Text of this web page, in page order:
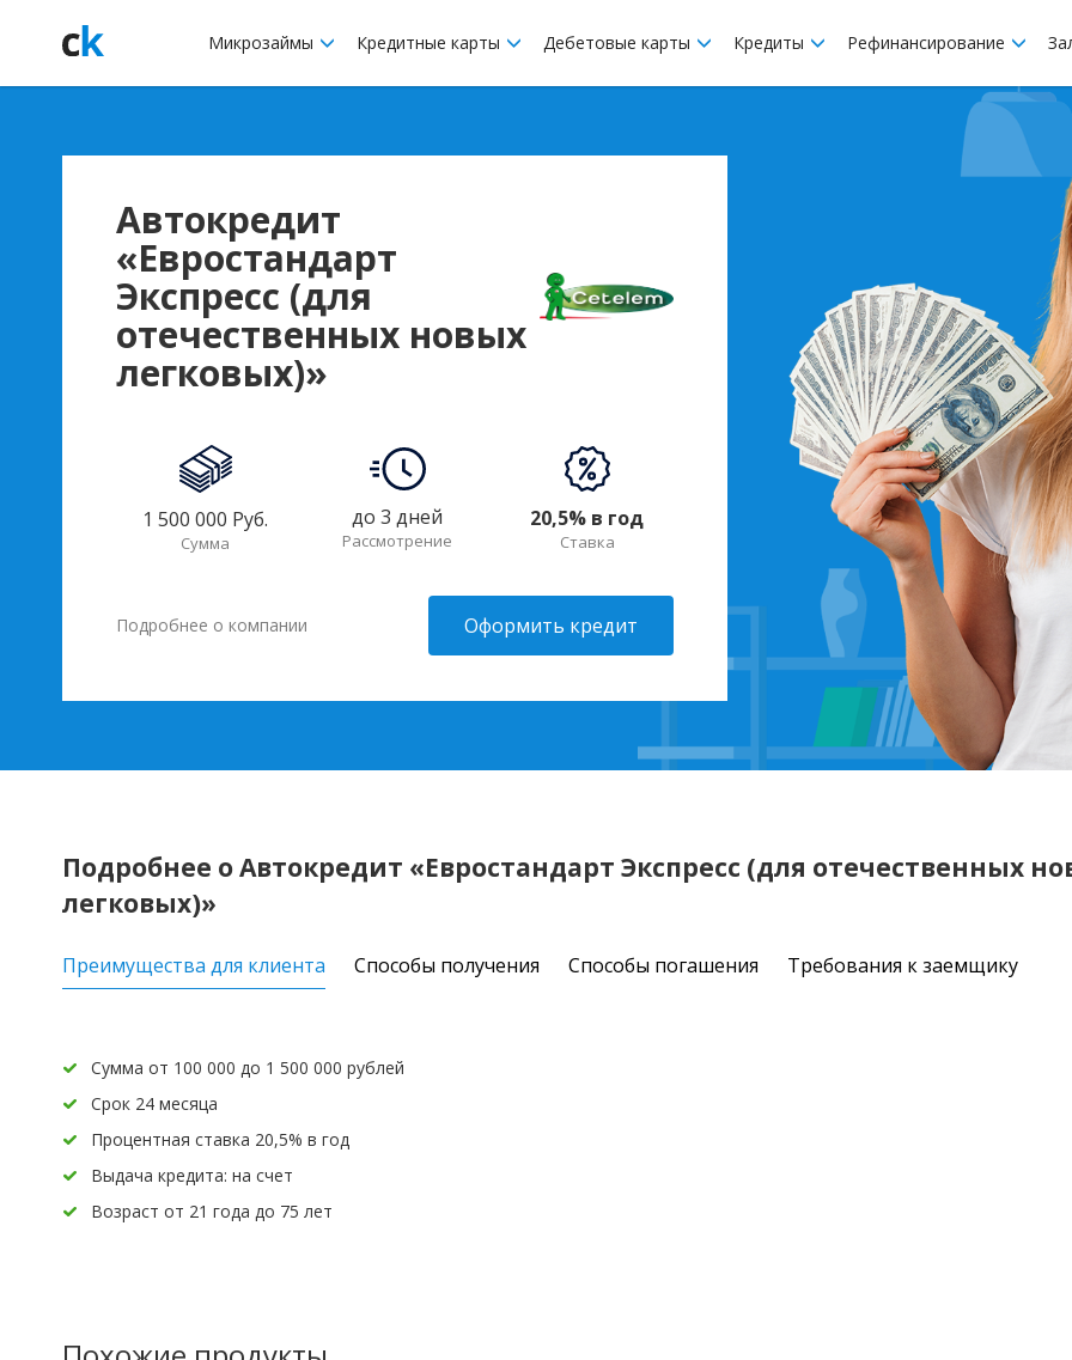
Микрозаймы Кредитные карты Дебетовые карты Кредиты Рефинансирование
Автокредит
«Евростандарт
Экспресс (для
отечественных новых
легковых)»
1 500 000 Руб.
Сумма
до 3 дней
Рассмотрение
20,5% в год
Ставка
Подробнее о компании Оформить кредит
Подробнее о Автокредит «Евростандарт Экспресс (для отечественных
легковых)»
Преимущества для клиента Способы получения Способы погашения Требования к заемщику
Сумма от 100 000 до 1 500 000 рублей
Срок 24 месяца
Процентная ставка 20,5% в год
Выдача кредита: на счет
Возраст от 21 года до 75 лет